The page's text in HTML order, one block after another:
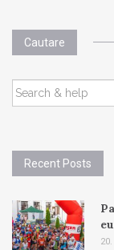
Cautare
SEARCH
FOR:
Recent Posts